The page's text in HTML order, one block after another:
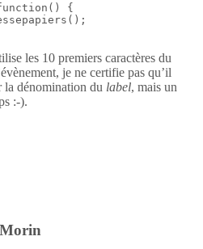
{
les 10 premiers caractères du
je ne certifie pas qu’il
la dénomination du label, mais un
:-).